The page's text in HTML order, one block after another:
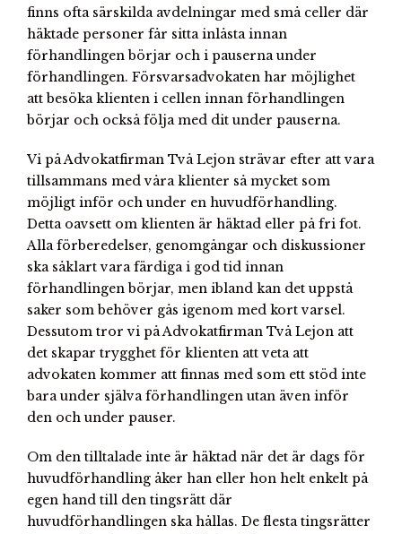
finns ofta särskilda avdelningar med små celler där
häktade personer får sitta inlåsta innan
förhandlingen börjar och i pauserna under
förhandlingen. Försvarsadvokaten har möjlighet
att besöka klienten i cellen innan förhandlingen
börjar och också följa med dit under pauserna.
Vi på Advokatfirman Två Lejon strävar efter att vara
tillsammans med våra klienter så mycket som
möjligt inför och under en huvudförhandling.
Detta oavsett om klienten är häktad eller på fri fot.
Alla förberedelser, genomgångar och diskussioner
ska såklart vara färdiga i god tid innan
förhandlingen börjar, men ibland kan det uppstå
saker som behöver gås igenom med kort varsel.
Dessutom tror vi på Advokatfirman Två Lejon att
det skapar trygghet för klienten att veta att
advokaten kommer att finnas med som ett stöd inte
bara under själva förhandlingen utan även inför
den och under pauser.
Om den tilltalade inte är häktad när det är dags för
huvudförhandling åker han eller hon helt enkelt på
egen hand till den tingsrätt där
huvudförhandlingen ska hållas. De flesta tingsrätter